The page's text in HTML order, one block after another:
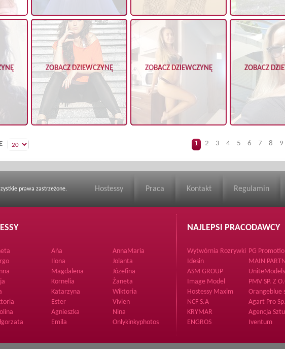
ZOBACZ DZIEWCZYNĘ ZOBACZ DZIEWCZYNĘ ZOBACZ
1 2 3 4 5 6 7 8 9
prawa zastrzeżone. Hostessy Praca Kontakt Regulamin
Ańa
AnnaMaria
Ilona
Jolanta
Magdalena
Józefina
Kornelia
Żaneta
Katarzyna
Wiktoria
Ester
Vivien
Agnieszka
Nina
Emila Onlykinkyphotos
NAJLEPSI PRACODAWCY
Wytwórnia Rozrywki PG
Idesin
MAIN
Z O O
ASM GROUP
UniteModels
Image Model
Management
PMV SP. Z
Hostessy Maxim
Orangeblue
NCF S.A
Agart Pro
KRYMAR
Agencja
Piękna
ENGROS
Iventum